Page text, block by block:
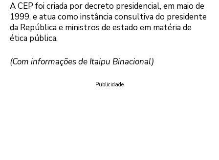
A CEP foi criada por decreto presidencial, em maio de
1999, e atua como instância consultiva do presidente
da República e ministros de estado em matéria de
ética pública.
(Com informações de Itaipu Binacional)
Publicidade